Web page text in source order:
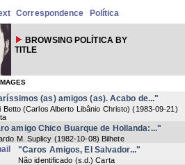
Correspondence Política
BROWSING POLÍTICA BY
TITLE
(as) amigos (as). Acabo de..."
Betto (Carlos Alberto Libânio Christo) (1983-09-21 )
amigo Chico Buarque de Hollanda:..."
M. Suplicy (1982-10-08) Bilhete
"Caros Amigos, El Salvador..."
Não identificado (s.d.) Carta